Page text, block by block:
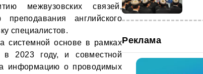
межвузовских связей,
преподавания английского
специалистов.
системной основе в рамках
в 2023 году, и совместной
информацию о проводимых
Реклама